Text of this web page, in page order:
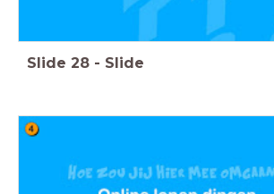
Slide 28 - Slide